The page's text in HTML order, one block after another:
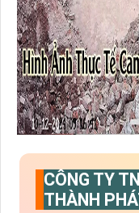
CÔNG TY
THÀNH